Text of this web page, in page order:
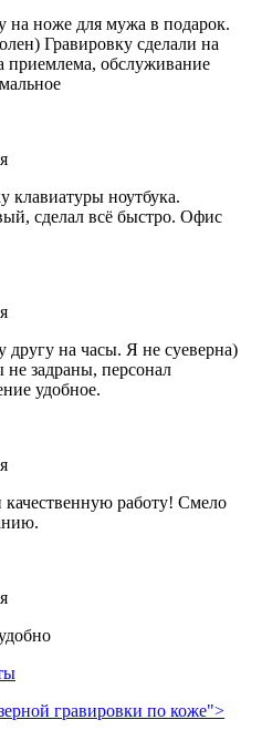
на ноже для мужа в подарок.
Гравировку сделали на
обслуживание
клавиатуры ноутбука.
сделал всё быстро. Офис
другу на часы. Я не суеверна)
задраны, персонал
удобное.
работу! Смело
гравировки по коже">